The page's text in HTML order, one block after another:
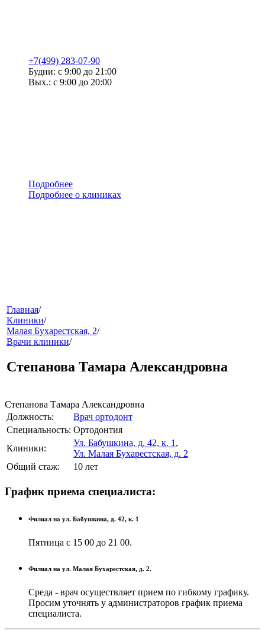
+7(499) 283-07-90
Будни: с 9:00 до 21:00
Вых.: с 9:00 до 20:00
Подробнее
Подробнее о клиниках
меню
звонок
клиники
Главная/
Клиники/
Малая Бухарестская, 2/
Врачи клиники/
Степанова Тамара Александровна
Степанова Тамара Александровна
Должность:
Врач ортодонт
Специальность: Ортодонтия
Клиники:
Ул. Бабушкина, д. 42, к. 1 ,
Ул. Малая Бухарестская, д. 2
Общий стаж:
10 лет
График приема специалиста:
Филиал на ул. Бабушкина, д. 42, к. 1
Пятница с 15 00 до 21 00.
Филиал на ул. Малая Бухарестская, д. 2.
Среда - врач осуществляет прием по гибкому графику.
Просим уточнять у администраторов график приема
специалиста.